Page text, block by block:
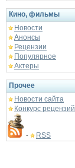
Кино, фильмы
Новости
Анонсы
Рецензии
Популярное
Актеры
Прочее
Новости сайта
Конкурс рецензий
- RSS